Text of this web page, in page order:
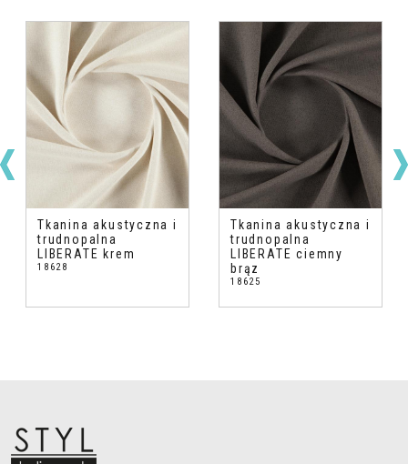
Tkanina akustyczna i
trudnopalna
LIBERATE krem
18628
Tkanina akustyczna i
trudnopalna
LIBERATE ciemny
brąz
18625